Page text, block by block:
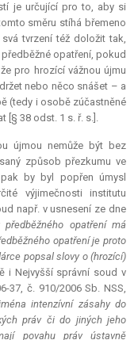
je určující pro to, aby si
směru stíhá břemeno
tvrzení též doložit tak,
opatření, pokud
pro hrozící vážnou újmu
nebo něco snášet – a
(tedy i osobě zúčastněné
[§ 38 odst. 1 s. ř. s.].
újmou nemůže být bez
způsob přezkumu ve
by byl popřen úmysl
výjimečnosti institutu
např. v usnesení ze dne
předběžného opatření má
opatření je proto
popsal slovy o (hrozící)
i Nejvyšší správní soud v
37, č. 910/2006 Sb. NSS,
intenzívní zásahy do
práv či do jiných jeho
povahu práv ústavně